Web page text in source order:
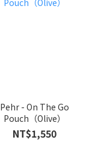
Pehr - On The Go
Pouch（Olive）
NT$1,550